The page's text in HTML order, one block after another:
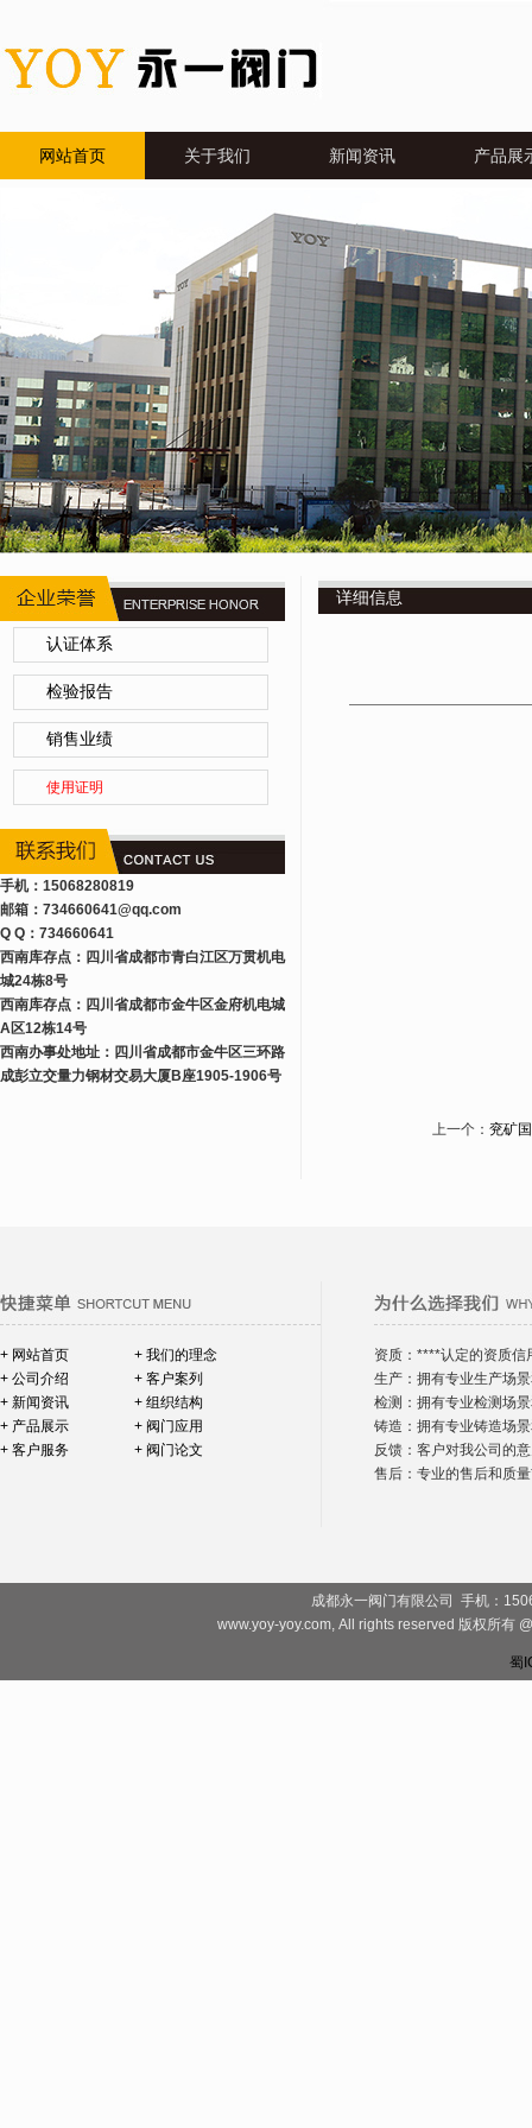
网站首页 关于我们 新闻资讯 产品展
认证体系
检验报告
销售业绩
使用证明
手机：15068280819
邮箱：734660641@qq.com
Q Q：734660641
西南库存点：四川省成都市青白江区万贯机电
城24栋8号
西南库存点：四川省成都市金牛区金府机电城
A区12栋14号
西南办事处地址：四川省成都市金牛区三环路
成彭立交量力钢材交易大厦B座1905-1906号
详细信息
上一个： 兖矿
+ 网站首页
+ 我们的理念
+ 公司介绍
+ 客户案列
+ 新闻资讯
+ 组织结构
+ 产品展示
+ 阀门应用
+ 客户服务
+ 阀门论文
资质：****认定的资质信
生产：拥有专业生产场
检测：拥有专业检测场
铸造：拥有专业铸造场
反馈：客户对我公司的
售后：专业的售后和质
成都永一阀门有限公司 手机：
www.yoy-yoy.com, All rights reserved 版权所有
蜀